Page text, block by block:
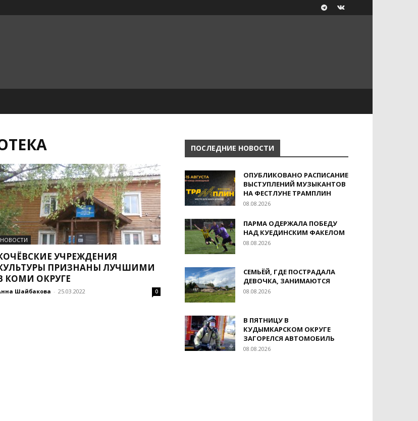
НОВОСТИ
УЧРЕЖДЕНИЯ
ПРИЗНАНЫ ЛУЧШИМИ
КОМИ ОКРУГЕ
Шайбакова - 25.03.2022 0
ПОСЛЕДНИЕ НОВОСТИ
ОПУБЛИКОВАНО РАСПИСАНИЕ
ВЫСТУПЛЕНИЙ МУЗЫКАНТОВ
НА ФЕСТЛУНЕ ТРАМПЛИН
08.08.2026
ПАРМА ОДЕРЖАЛА ПОБЕДУ
НАД КУЕДИНСКИМ ФАКЕЛОМ
08.08.2026
СЕМЬЁЙ, ГДЕ ПОСТРАДАЛА
ДЕВОЧКА, ЗАНИМАЮТСЯ
08.08.2026
В ПЯТНИЦУ В
КУДЫМКАРСКОМ ОКРУГЕ
ЗАГОРЕЛСЯ АВТОМОБИЛЬ
08.08.2026